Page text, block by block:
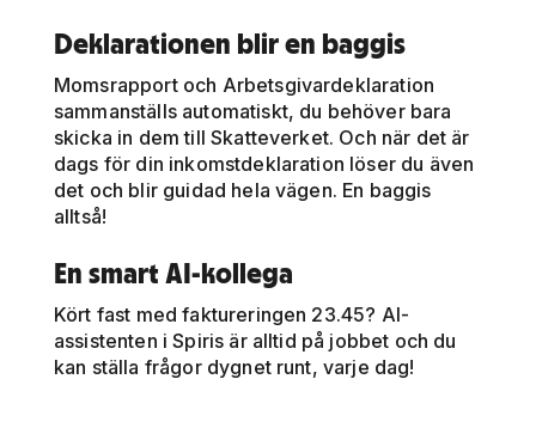
Deklarationen blir en baggis
Momsrapport och Arbetsgivardeklaration
sammanställs automatiskt, du behöver bara
skicka in dem till Skatteverket. Och när det är
dags för din inkomstdeklaration löser du även
det och blir guidad hela vägen. En baggis
alltså!
En smart AI-kollega
Kört fast med faktureringen 23.45? AI-
assistenten i Spiris är alltid på jobbet och du
kan ställa frågor dygnet runt, varje dag!